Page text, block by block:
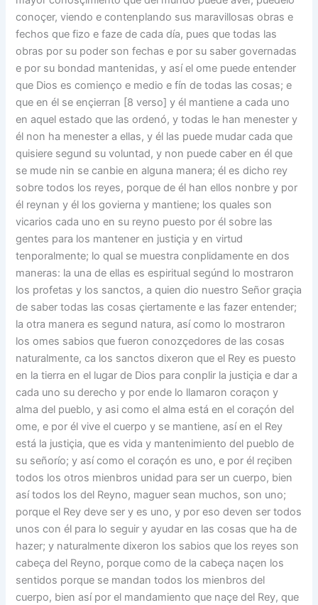
conoçer, viendo e contenplando sus maravillosas obras e
fechos que fizo e faze de cada día, pues que todas las
obras por su poder son fechas e por su saber governadas
e por su bondad mantenidas, y así el ome puede entender
que Dios es comienço e medio e fín de todas las cosas; e
que en él se ençierran [8 verso] y él mantiene a cada uno
en aquel estado que las ordenó, y todas le han menester y
él non ha menester a ellas, y él las puede mudar cada que
quisiere segund su voluntad, y non puede caber en él que
se mude nin se canbie en alguna manera; él es dicho rey
sobre todos los reyes, porque de él han ellos nonbre y por
él reynan y él los govierna y mantiene; los quales son
vicarios cada uno en su reyno puesto por él sobre las
gentes para los mantener en justiçia y en virtud
tenporalmente; lo qual se muestra conplidamente en dos
maneras: la una de ellas es espiritual segúnd lo mostraron
los profetas y los sanctos, a quien dio nuestro Señor graçia
de saber todas las cosas çiertamente e las fazer entender;
la otra manera es segund natura, así como lo mostraron
los omes sabios que fueron conozçedores de las cosas
naturalmente, ca los sanctos dixeron que el Rey es puesto
en la tierra en el lugar de Dios para conplir la justiçia e dar a
cada uno su derecho y por ende lo llamaron coraçon y
alma del pueblo, y asi como el alma está en el coraçón del
ome, e por él vive el cuerpo y se mantiene, así en el Rey
está la justiçia, que es vida y mantenimiento del pueblo de
su señorío; y así como el coraçón es uno, e por él reçiben
todos los otros mienbros unidad para ser un cuerpo, bien
así todos los del Reyno, maguer sean muchos, son uno;
porque el Rey deve ser y es uno, y por eso deven ser todos
unos con él para lo seguir y ayudar en las cosas que ha de
hazer; y naturalmente dixeron los sabios que los reyes son
cabeça del Reyno, porque como de la cabeça naçen los
sentidos porque se mandan todos los mienbros del
cuerpo, bien así por el mandamiento que naçe del Rey, que